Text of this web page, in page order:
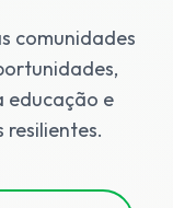
comunidades
educação e